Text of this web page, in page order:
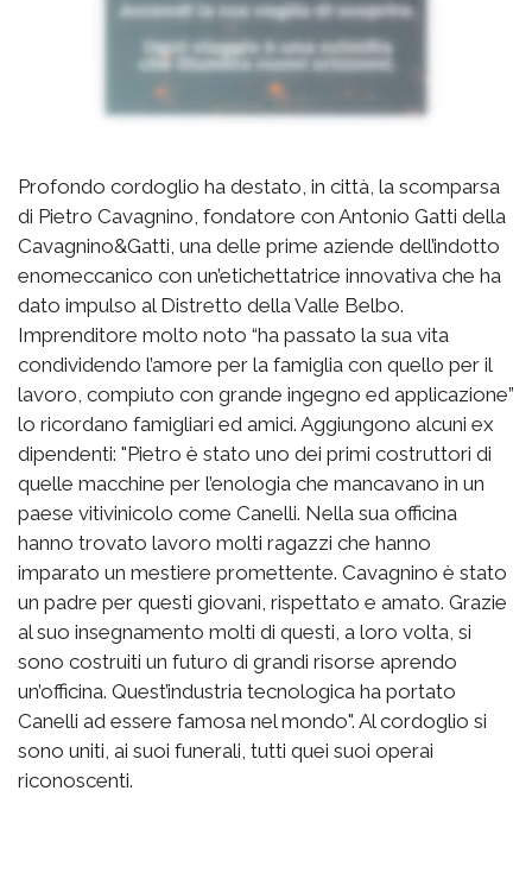
Profondo cordoglio ha destato, in città, la scomparsa
di Pietro Cavagnino, fondatore con Antonio Gatti della
Cavagnino&Gatti, una delle prime aziende dell’indotto
enomeccanico con un’etichettatrice innovativa che ha
dato impulso al Distretto della Valle Belbo.
Imprenditore molto noto “ha passato la sua vita
condividendo l’amore per la famiglia con quello per il
lavoro, compiuto con grande ingegno ed applicazione”
lo ricordano famigliari ed amici. Aggiungono alcuni ex
dipendenti: "Pietro è stato uno dei primi costruttori di
quelle macchine per l’enologia che mancavano in un
paese vitivinicolo come Canelli. Nella sua officina
hanno trovato lavoro molti ragazzi che hanno
imparato un mestiere promettente. Cavagnino è stato
un padre per questi giovani, rispettato e amato. Grazie
al suo insegnamento molti di questi, a loro volta, si
sono costruiti un futuro di grandi risorse aprendo
un’officina. Quest’industria tecnologica ha portato
Canelli ad essere famosa nel mondo". Al cordoglio si
sono uniti, ai suoi funerali, tutti quei suoi operai
riconoscenti.